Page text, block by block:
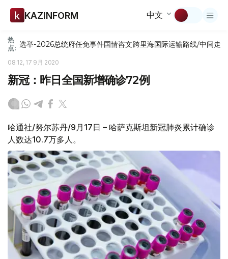
KAZINFORM 中文
热
点: 选举-2026总统府任免事件国情咨文跨里海国际运输路线/中间走廊
08:12, 17 9月 2020
新冠：昨日全国新增确诊72例
哈通社/努尔苏丹/9月17日 – 哈萨克斯坦新冠肺炎累计确诊
人数达10.7万多人。